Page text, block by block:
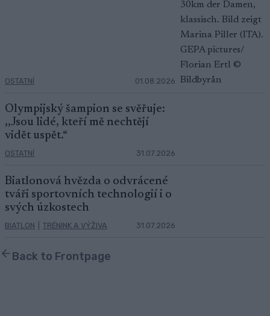
OSTATNÍ 01.08.2026
Olympijský šampion se svěřuje:
,,Jsou lidé, kteří mě nechtějí
vidět uspět.“
OSTATNÍ 31.07.2026
Biatlonová hvězda o odvrácené
tváři sportovních technologií i o
svých úzkostech
BIATLON TRÉNINK A VÝŽIVA 31.07.2026
Back to Frontpage